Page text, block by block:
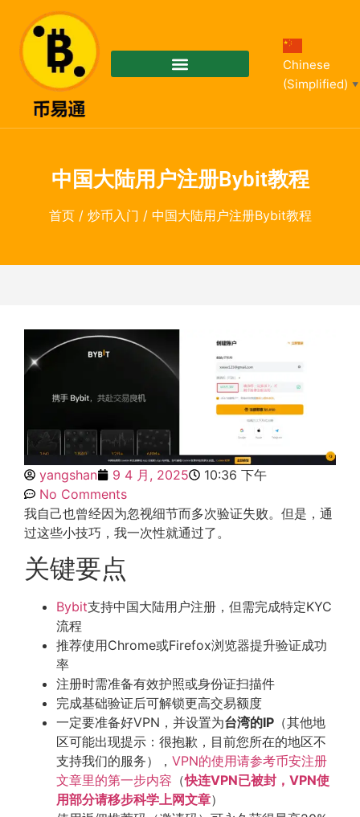
Chinese
(Simplified)
▼
中国大陆用户注册Bybit教程
首页/ 炒币入门 / 中国大陆用户注册Bybit教程
yangshan 9 4 月, 2025
10:36 下午
No Comments
我自己也曾经因为忽视细节而多次验证失败。但是，通
过这些小技巧，我一次性就通过了。
关键要点
Bybit支持中国大陆用户注册，但需完成特定KYC
流程
推荐使用Chrome或Firefox浏览器提升验证成功
率
注册时需准备有效护照或身份证扫描件
完成基础验证后可解锁更高交易额度
一定要准备好VPN，并设置为台湾的IP （其他地
区可能出现提示：很抱歉，目前您所在的地区不
支持我们的服务）， VPN的使用请参考币安注册
文章里的第一步内容 （快连VPN已被封，VPN使
用部分请移步科学上网文章）